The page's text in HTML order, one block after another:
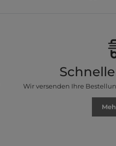
Wir versenden Ihre